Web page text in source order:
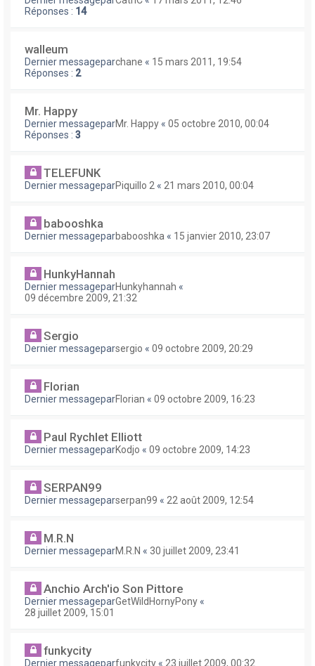
Réponses : 14
walleum
Dernier messageparchane « 15 mars 2011, 19:54
Réponses : 2
Mr. Happy
Dernier messageparMr. Happy « 05 octobre 2010, 00:04
Réponses : 3
TELEFUNK
Dernier messageparPiquillo 2 « 21 mars 2010, 00:04
babooshka
Dernier messageparbabooshka « 15 janvier 2010, 23:07
HunkyHannah
Dernier messageparHunkyhannah «
09 décembre 2009, 21:32
Sergio
Dernier messageparsergio « 09 octobre 2009, 20:29
Florian
Dernier messageparFlorian « 09 octobre 2009, 16:23
Paul Rychlet Elliott
Dernier messageparKodjo « 09 octobre 2009, 14:23
SERPAN99
Dernier messageparserpan99 « 22 août 2009, 12:54
M.R.N
Dernier messageparM.R.N « 30 juillet 2009, 23:41
Anchio Arch'io Son Pittore
Dernier messageparGetWildHornyPony «
28 juillet 2009, 15:01
funkycity
Dernier messageparfunkycity « 23 juillet 2009, 00:32